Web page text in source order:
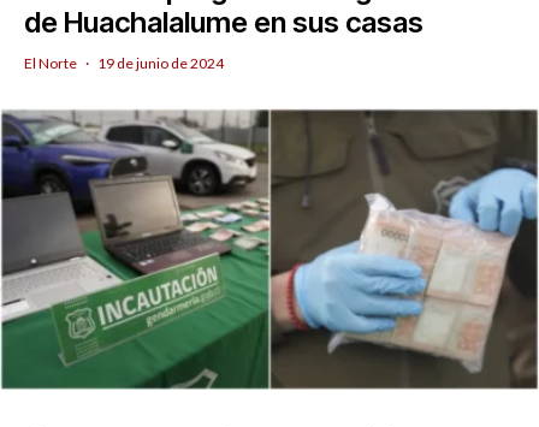
de Huachalalume en sus casas
El Norte · 19 de junio de 2024